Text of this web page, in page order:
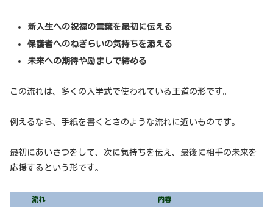
新入生への祝福の言葉を最初に伝える
保護者へのねぎらいの気持ちを添える
未来への期待や励ましで締める
この流れは、多くの入学式で使われている王道の形です。
例えるなら、手紙を書くときのような流れに近いものです。
最初にあいさつをして、次に気持ちを伝え、最後に相手の未来を
応援するという形です。
流れ 内容